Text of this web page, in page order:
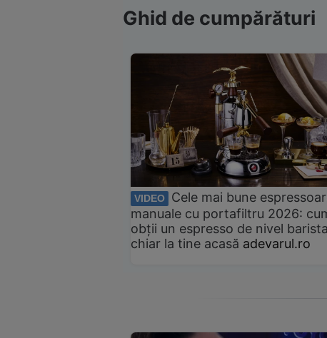
Ghid de cumpărături
VIDEO
Cele mai bune
manuale cu portafiltru 2026:
obții un espresso de nivel barista
chiar la tine acasă adevarul.ro